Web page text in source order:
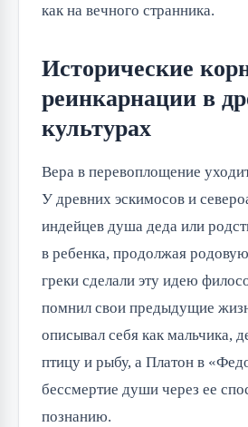
как на вечного странника.
Исторические
реинкарнации в
культурах
Вера в перевоплощение
У древних эскимосов и
индейцев душа деда или
в ребенка, продолжая
греки сделали эту идею
помнил свои предыдущие
описывал себя как мальчика,
птицу и рыбу, а Платон в
бессмертие души через ее
познанию.